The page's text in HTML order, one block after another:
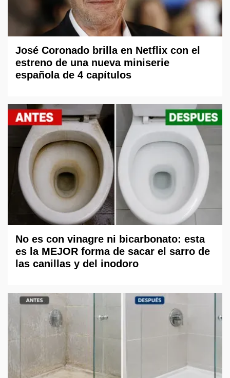
José Coronado brilla en Netflix con el
estreno de una nueva miniserie
española de 4 capítulos
No es con vinagre ni bicarbonato: esta
es la MEJOR forma de sacar el sarro de
las canillas y del inodoro